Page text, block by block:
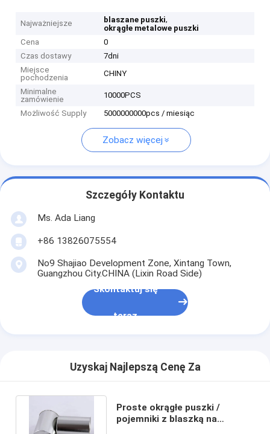
Najważniejsze blaszane puszki,
okrągłe metalowe puszki
Cena
0
Czas dostawy
7dni
Miejsce
pochodzenia
CHINY
Minimalne
zamówienie
10000PCS
Możliwość Supply
5000000000pcs / miesiąc
Zobacz więcej
Szczegóły Kontaktu
Ms. Ada Liang
+86 13826075554
No9 Shajiao Development Zone, Xintang Town,
Guangzhou City.CHINA (Lixin Road Side)
Skontaktuj się
teraz
Uzyskaj Najlepszą Cenę Za
Proste okrągłe puszki /
pojemniki z blaszką na